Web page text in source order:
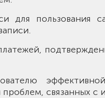
для пользования
связанных с